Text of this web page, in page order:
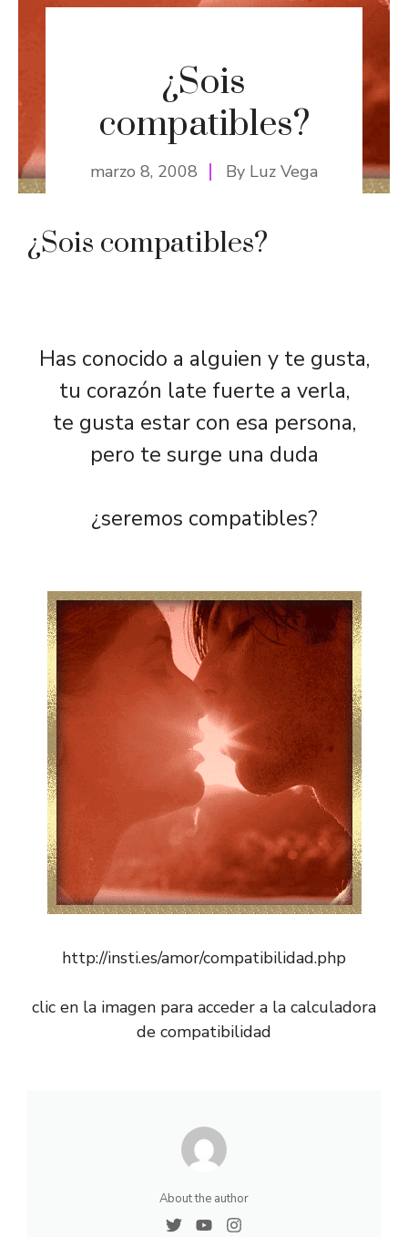
¿Sois
compatibles?
marzo 8, 2008 By Luz Vega
¿Sois compatibles?
Has conocido a alguien y te gusta,
tu corazón late fuerte a verla,
te gusta estar con esa persona,
pero te surge una duda
¿seremos compatibles?
http://insti.es/amor/compatibilidad.php
clic en la imagen para acceder a la calculadora
de compatibilidad
About the author